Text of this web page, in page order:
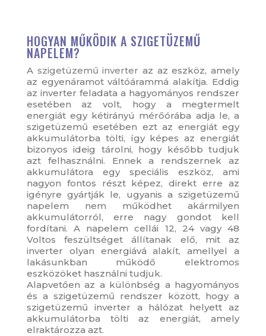
HOGYAN MŰKÖDIK A SZIGETÜZEMŰ
NAPELEM?
A szigetüzemű inverter az az eszköz, amely
az egyenáramot váltóárammá alakítja. Eddig
az inverter feladata a hagyományos rendszer
esetében az volt, hogy a megtermelt
energiát egy kétirányú mérőórába adja le, a
szigetüzemű esetében ezt az energiát egy
akkumulátorba tölti, így képes az energiát
bizonyos ideig tárolni, hogy később tudjuk
azt felhasználni. Ennek a rendszernek az
akkumulátora egy speciális eszköz, ami
nagyon fontos részt képez, direkt erre az
igényre gyártják le, ugyanis a szigetüzemű
napelem nem működhet akármilyen
akkumulátorról, erre nagy gondot kell
fordítani. A napelem cellái 12, 24 vagy 48
Voltos feszültséget állítanak elő, mit az
inverter olyan energiává alakít, amellyel a
lakásunkban működő elektromos
eszközöket használni tudjuk.
Alapvetően az a különbség a hagyományos
és a szigetüzemű rendszer között, hogy a
szigetüzemű inverter a hálózat helyett az
akkumulátorba tölti az energiát, amely
elraktározza azt.